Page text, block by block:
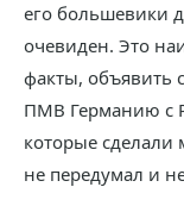
его большевики
очевиден. Это
факты, объявить
ПМВ Германию с
которые
не передумал и